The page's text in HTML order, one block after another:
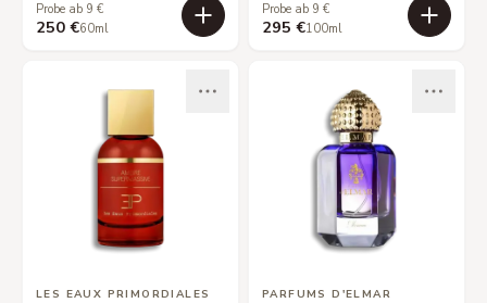
Probe ab 9 €
250 €60ml
Probe ab 9 €
295 €100ml
LES EAUX PRIMORDIALES PARFUMS D'ELMAR